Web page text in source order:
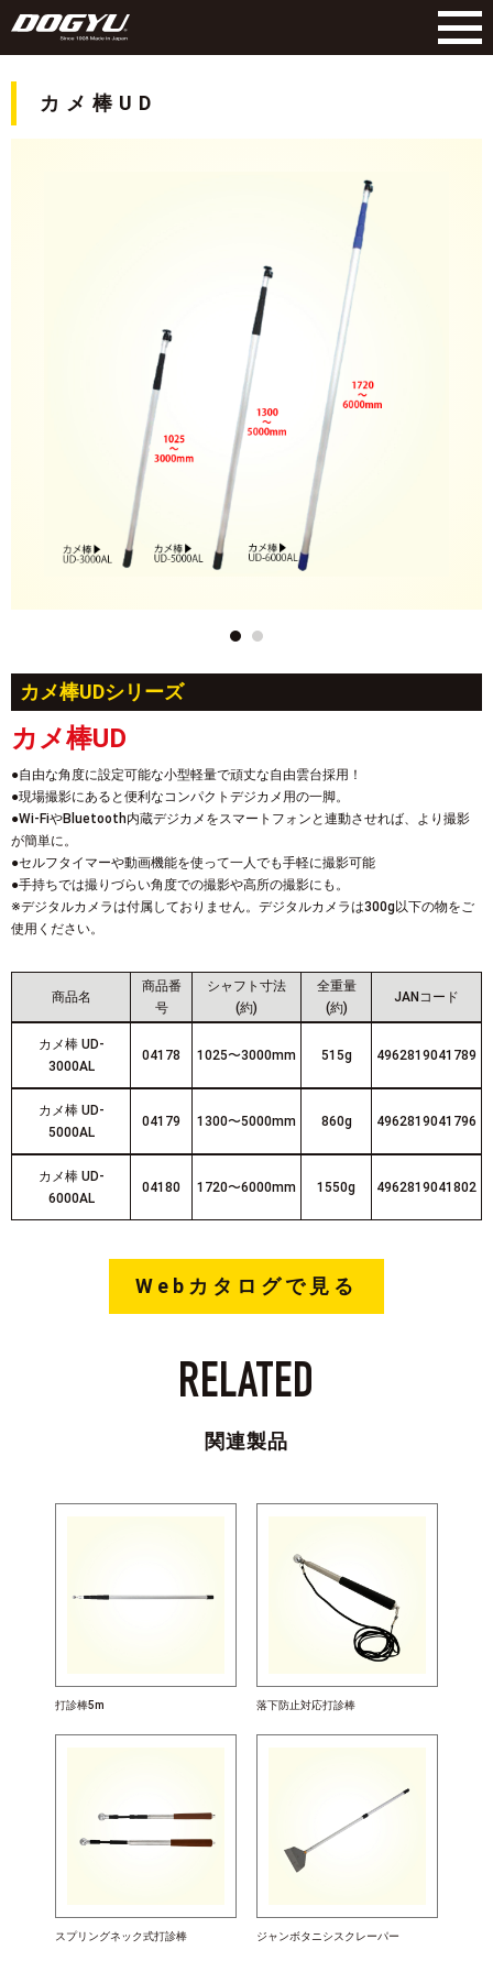
カメ棒UD
カメ棒UDシリーズ
カメ棒UD
●自由な角度に設定可能な小型軽量で頑丈な自由雲台採用！
●現場撮影にあると便利なコンパクトデジカメ用の一脚。
●Wi-FiやBluetooth内蔵デジカメをスマートフォンと連動させれば、より撮影
が簡単に。
●セルフタイマーや動画機能を使って一人でも手軽に撮影可能
●手持ちでは撮りづらい角度での撮影や高所の撮影にも。
※デジタルカメラは付属しておりません。デジタルカメラは300g以下の物をご
使用ください。
商品名
商品番
号
シャフト寸法
(約)
全重量
(約)
JANコード
カメ棒 UD-
3000AL
04178 1025〜3000mm 515g 4962819041789
カメ棒 UD-
5000AL
04179 1300〜5000mm 860g 4962819041796
カメ棒 UD-
6000AL
04180 1720〜6000mm 1550g 4962819041802
Webカタログで見る
RELATED
関連製品
打診棒5m 落下防止対応打診棒
スプリングネック式打診棒 ジャンボタニシスクレーパー